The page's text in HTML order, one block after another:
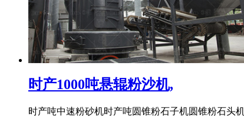
时产1000吨悬辊粉沙机,
时产吨中速粉砂机时产吨圆锥粉石子机圆锥粉石头